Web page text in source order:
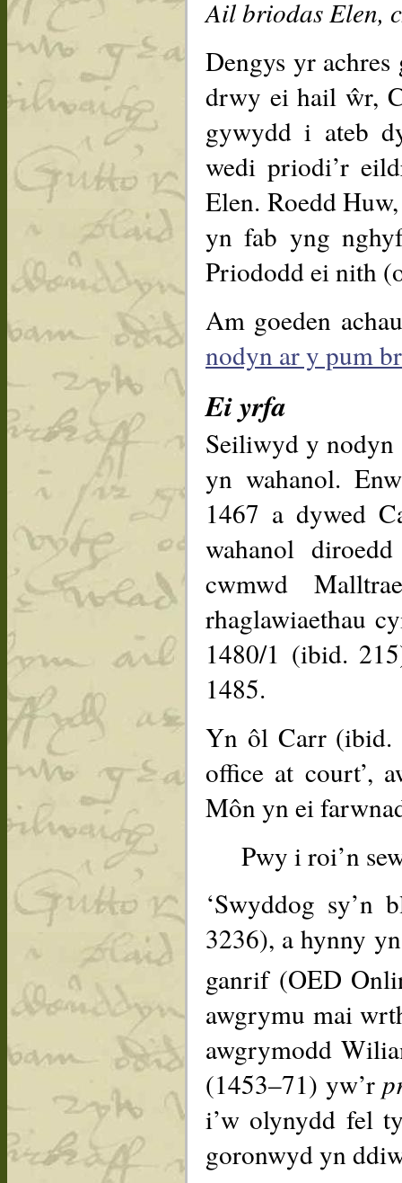
Ail briodas Elen,
Dengys yr
drwy ei hail ŵr,
gywydd i ateb
wedi priodi’r
Elen. Roedd
yn fab yng
Priododd ei nith
Am goeden
nodyn ar y pum
Ei yrfa
Seiliwyd y
yn wahanol.
1467 a dywed
wahanol
cwmwd
rhaglawiaethau
1480/1 (ibid.
1485.
Yn ôl Carr (ibid.
office at court’,
Môn yn ei
Pwy i roi’n
‘Swyddog
3236), a hynny
ganrif (OED
awgrymu mai
awgrymodd
(1453–71) yw’r
i’w olynydd fel
goronwyd yn